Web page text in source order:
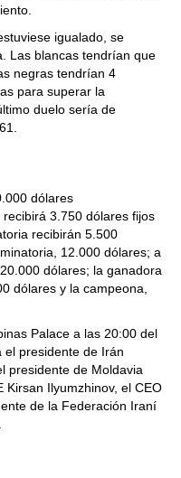
igualado, se
Las blancas tendrían que
negras tendrían 4
para superar la
duelo sería de
dólares
3.750 dólares fijos
recibirán 5.500
12.000 dólares; a
dólares; la ganadora
dólares y la campeona,
Palace a las 20:00 del
el presidente de Irán
presidente de Moldavia
Kirsan Ilyumzhinov, el CEO
de la Federación Iraní